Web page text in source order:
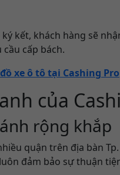
kết, khách hàng sẽ
cấp bách.
xe ô tô tại Cashing Pro
của
rộng khắp
quận trên địa bàn
đảm bảo sự thuận